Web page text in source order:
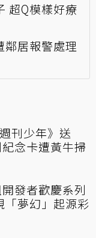
超Q模樣好療
鄰居報警處理
刊少年》送
紀念卡遭黃牛掃
發者歡慶系列
「夢幻」起源彩